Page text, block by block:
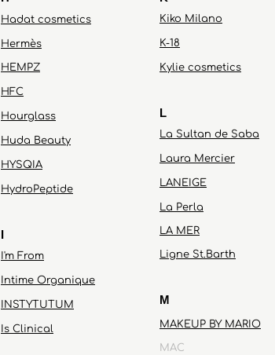
Ligne St.Barth
HYSQIA
Kiko Milano
Intime Organique
INSTYTUTUM
Huda Beauty
K-18
Hourglass
Laura Mercier
Hadat cosmetics
Is Clinical
La Sultan de Saba
LANEIGE
HydroPeptide
Hermès
Kylie cosmetics
HFC
I'm From
La Perla
I
L
M
HEMPZ
MAKEUP BY MARIO
LA MER
MAC